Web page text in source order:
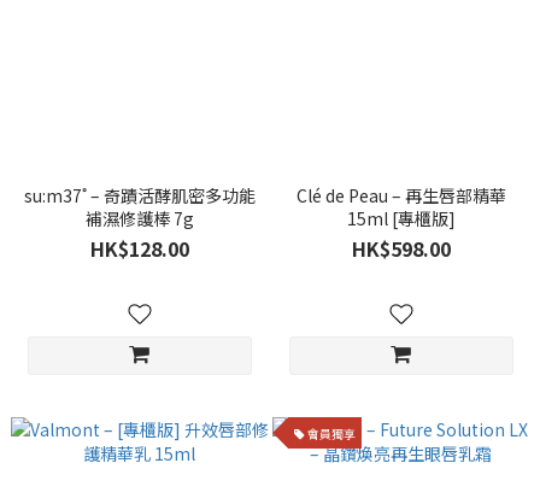
su:m37˚ – 奇蹟活酵肌密多功能
補濕修護棒 7g
HK$128.00
Clé de Peau – 再生唇部精華
15ml [專櫃版]
HK$598.00
會員獨享